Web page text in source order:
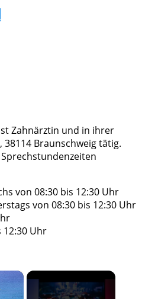
Zahnärztin und in ihrer
Braunschweig tätig.
von 08:30 bis 12:30 Uhr
von 08:30 bis 12:30 Uhr
12:30 Uhr
×